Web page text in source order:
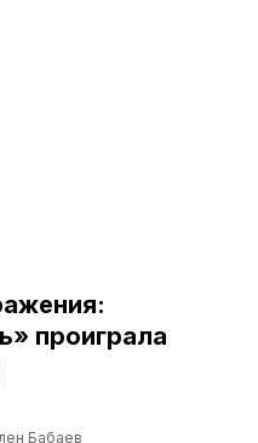
проиграла
Бабаев